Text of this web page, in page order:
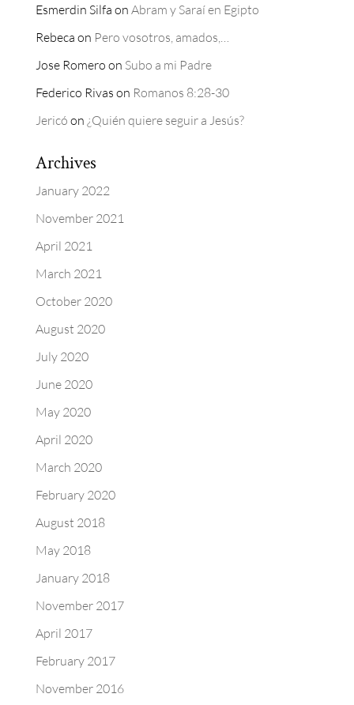
Esmerdin Silfa on Abram y Saraí en Egipto
Rebeca on Pero vosotros, amados,…
Jose Romero on Subo a mi Padre
Federico Rivas on Romanos 8:28-30
Jericó on ¿Quién quiere seguir a Jesús?
Archives
January 2022
November 2021
April 2021
March 2021
October 2020
August 2020
July 2020
June 2020
May 2020
April 2020
March 2020
February 2020
August 2018
May 2018
January 2018
November 2017
April 2017
February 2017
November 2016